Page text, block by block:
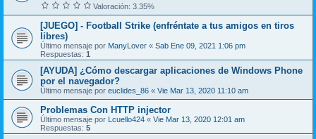
Valoración: 3.35%
[JUEGO] - Football Strike (enfréntate a tus amigos en tiros
libres)
Último mensaje por ManyLover « Sab Ene 09, 2021 1:06 pm
Respuestas: 1
[AYUDA] ¿Cómo descargar aplicaciones de Windows Phone
por el navegador?
Último mensaje por euclides_86 « Vie Mar 13, 2020 11:10 am
Problemas Con HTTP injector
Último mensaje por Lcuello424 « Vie Mar 13, 2020 12:01 am
Respuestas: 5